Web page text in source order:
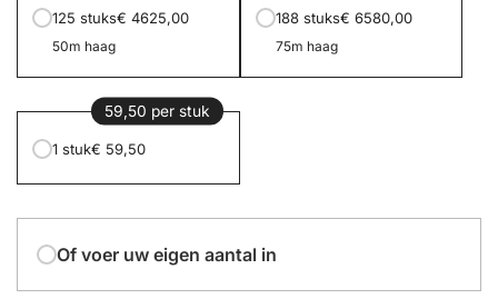
125 stuks€ 4625,00
50m haag
188 stuks€ 6580,00
75m haag
59,50 per stuk
1 stuk€ 59,50
Of voer uw eigen aantal in